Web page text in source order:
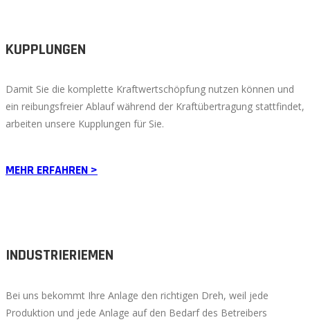
KUPPLUNGEN
Damit Sie die komplette Kraftwertschöpfung nutzen können und
ein reibungsfreier Ablauf während der Kraftübertragung stattfindet,
arbeiten unsere Kupplungen für Sie.
MEHR ERFAHREN >
INDUSTRIERIEMEN
Bei uns bekommt Ihre Anlage den richtigen Dreh, weil jede
Produktion und jede Anlage auf den Bedarf des Betreibers